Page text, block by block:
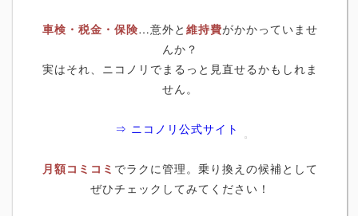
車検・税金・保険…意外と 維持費がかかっていませ
んか？
実はそれ、ニコノリでまるっと見直せるかもしれま
せん。
⇒ ニコノリ公式サイト
月額コミコミ でラクに管理。乗り換えの候補として
ぜひチェックしてみてください！